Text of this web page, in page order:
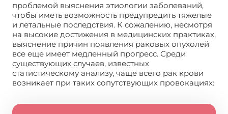
проблемой выяснения этиологии заболеваний,
чтобы иметь возможность предупредить тяжелые
и летальные последствия. К сожалению, несмотря
на высокие достижения в медицинских практиках,
выяснение причин появления раковых опухолей
все еще имеет медленный прогресс. Среди
существующих случаев, известных
статистическому анализу, чаще всего рак крови
возникает при таких сопутствующих провокациях: